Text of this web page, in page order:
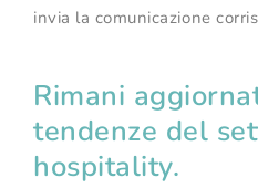
invia la comunicazione
Rimani
tendenze del
hospitality.